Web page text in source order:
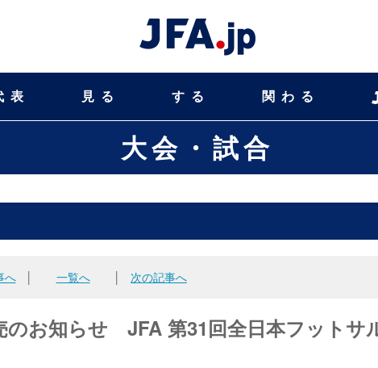
表 見る する 関わる
大会・試合
へ│ 一覧へ 次の記事へ
のお知らせ JFA 第31回全日本フットサ